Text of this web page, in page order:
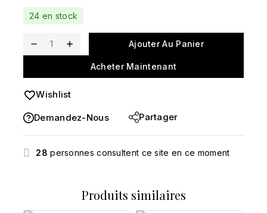
Vente rapide ! Plus de 7 personnes ont dans leur
panier
24 en stock
Ajouter Au Panier
Acheter Maintenant
Wishlist
Demandez-Nous Partager
28 personnes consultent ce site en ce moment
Produits similaires